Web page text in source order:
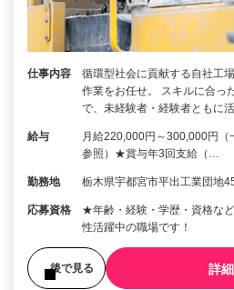
仕事内容
循環型社会に貢献する自社工
作業をお任せ。 スキルに合っ
で、未経験者・経験者ともに
給与
月給220,000円～300,000円（
参照）★賞与年3回支給（…
勤務地 栃木県宇都宮市平出工業団地
応募資格
★年齢・経験・学歴・資格な
性活躍中の職場です！
後で見る 詳